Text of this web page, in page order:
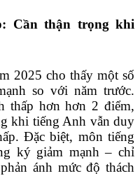
Cần thận trọng khi
2025 cho thấy một số
so với năm trước.
thấp hơn hơn 2 điểm,
khi tiếng Anh vẫn duy
Đặc biệt, môn tiếng
ký giảm mạnh – chỉ
ánh mức độ thách